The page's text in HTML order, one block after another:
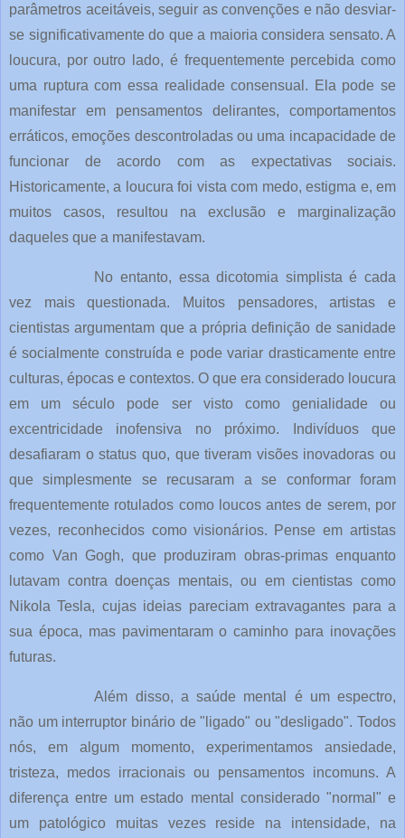
parâmetros aceitáveis, seguir as convenções e não desviar-
se significativamente do que a maioria considera sensato. A
loucura, por outro lado, é frequentemente percebida como
uma ruptura com essa realidade consensual. Ela pode se
manifestar em pensamentos delirantes, comportamentos
erráticos, emoções descontroladas ou uma incapacidade de
funcionar de acordo com as expectativas sociais.
Historicamente, a loucura foi vista com medo, estigma e, em
muitos casos, resultou na exclusão e marginalização
daqueles que a manifestavam.
No entanto, essa dicotomia simplista é cada
vez mais questionada. Muitos pensadores, artistas e
cientistas argumentam que a própria definição de sanidade
é socialmente construída e pode variar drasticamente entre
culturas, épocas e contextos. O que era considerado loucura
em um século pode ser visto como genialidade ou
excentricidade inofensiva no próximo. Indivíduos que
desafiaram o status quo, que tiveram visões inovadoras ou
que simplesmente se recusaram a se conformar foram
frequentemente rotulados como loucos antes de serem, por
vezes, reconhecidos como visionários. Pense em artistas
como Van Gogh, que produziram obras-primas enquanto
lutavam contra doenças mentais, ou em cientistas como
Nikola Tesla, cujas ideias pareciam extravagantes para a
sua época, mas pavimentaram o caminho para inovações
futuras.
Além disso, a saúde mental é um espectro,
não um interruptor binário de "ligado" ou "desligado". Todos
nós, em algum momento, experimentamos ansiedade,
tristeza, medos irracionais ou pensamentos incomuns. A
diferença entre um estado mental considerado "normal" e
um patológico muitas vezes reside na intensidade, na